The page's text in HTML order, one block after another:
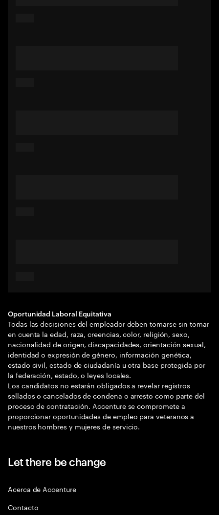
Oportunidad Laboral Equitativa
Todas las decisiones del empleador deben tomarse sin tomar
en cuenta la edad, raza, creencias, color, religión, sexo,
nacionalidad de origen, discapacidades, orientación sexual,
identidad o expresión de género, información genética,
estado civil, estado de ciudadanía u otra base protegida por
la federación, estado, o leyes locales.
Los candidatos no estarán obligados a revelar registros
sellados o cancelados de condena o arresto como parte del
proceso de contratación. Accenture se compromete a
proporcionar oportunidades de empleo para veteranos a
nuestros hombres y mujeres de servicio.
Let there be change
Acerca de Accenture
Contacto